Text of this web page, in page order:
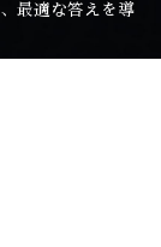
最適な答えを導